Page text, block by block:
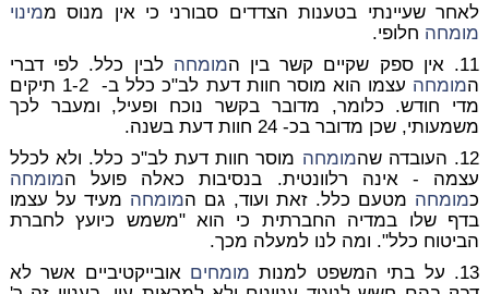
לאחר שעיינתי בטענות הצדדים סבורני כי אין מנוס ממינוי
מומחה חלופי.
11. אין ספק שקיים קשר בין ה
מומחה לבין כלל. לפי דברי
המומחה
עצמו הוא מוסר חוות דעת לב"כ כלל ב- 1-2 תיקים
מדי חודש. כלומר, מדובר בקשר נוכח ופעיל, ומעבר לכך
משמעותי, שכן מדובר בכ- 24 חוות דעת בשנה.
12. העובדה שה
מומחה מוסר חוות דעת לב"כ כלל. ולא לכלל
עצמה - אינה רלוונטית. בנסיבות כאלה פועל המומחה
כמומחה מטעם כלל. זאת ועוד, גם המומחה מעיד על עצמו
בדף שלו במדיה החברתית כי הוא "משמש כיועץ לחברת
הביטוח כלל". ומה לנו למעלה מכך.
13. על בתי המשפט למנות
מומחים אובייקטיביים אשר לא